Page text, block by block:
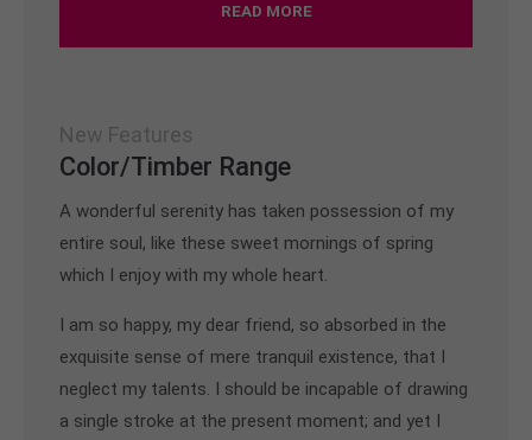
READ MORE
New Features
Color/Timber Range
A wonderful serenity has taken possession of my
entire soul, like these sweet mornings of spring
which I enjoy with my whole heart.
I am so happy, my dear friend, so absorbed in the
exquisite sense of mere tranquil existence, that I
neglect my talents. I should be incapable of drawing
a single stroke at the present moment; and yet I